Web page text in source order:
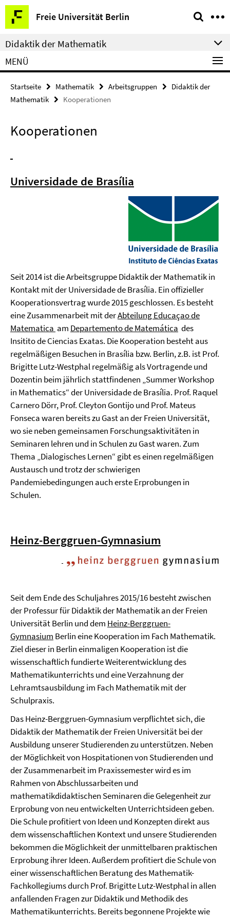
Springe
direkt
zu
Inhalt
Freie Universität Berlin
Service-
Navigation
Didaktik der Mathematik
MENÜ
Startseite Mathematik Arbeitsgruppen
Didaktik der
Mathematik
Kooperationen
Kooperationen
Universidade de Brasília
Seit 2014 ist die Arbeitsgruppe Didaktik der Mathematik in
Kontakt mit der Universidade de Brasília. Ein offizieller
Kooperationsvertrag wurde 2015 geschlossen. Es besteht
eine Zusammenarbeit mit derAbteilung Educaçao de
Matematica am Departemento de Matemática des
Insitito de Ciencias Exatas. Die Kooperation besteht aus
regelmäßigen Besuchen in Brasília bzw. Berlin, z.B. ist Prof.
Brigitte Lutz-Westphal regelmäßig als Vortragende und
Dozentin beim jährlich stattfindenen „Summer Workshop
in Mathematics“ der Universidade de Brasília. Prof. Raquel
Carnero Dörr, Prof. Cleyton Gontijo und Prof. Mateus
Fonseca waren bereits zu Gast an der Freien Universität,
wo sie neben gemeinsamen Forschungsaktivitäten in
Seminaren lehren und in Schulen zu Gast waren. Zum
Thema „Dialogisches Lernen“ gibt es einen regelmäßigen
Austausch und trotz der schwierigen
Pandemiebedingungen auch erste Erprobungen in
Schulen.
Heinz-Berggruen-Gymnasium
Seit dem Ende des Schuljahres 2015/16 besteht zwischen
der Professur für Didaktik der Mathematik an der Freien
Universität Berlin und dem Heinz-Berggruen-
Gymnasium Berlin eine Kooperation im Fach Mathematik.
Ziel dieser in Berlin einmaligen Kooperation ist die
wissenschaftlich fundierte Weiterentwicklung des
Mathematikunterrichts und eine Verzahnung der
Lehramtsausbildung im Fach Mathematik mit der
Schulpraxis.
Das Heinz-Berggruen-Gymnasium verpflichtet sich, die
Didaktik der Mathematik der Freien Universität bei der
Ausbildung unserer Studierenden zu unterstützen. Neben
der Möglichkeit von Hospitationen von Studierenden und
der Zusammenarbeit im Praxissemester wird es im
Rahmen von Abschlussarbeiten und
mathematikdidaktischen Seminaren die Gelegenheit zur
Erprobung von neu entwickelten Unterrichtsideen geben.
Die Schule profitiert von Ideen und Konzepten direkt aus
dem wissenschaftlichen Kontext und unsere Studierenden
bekommen die Möglichkeit der unmittelbaren praktischen
Erprobung ihrer Ideen. Außerdem profitiert die Schule von
einer wissenschaftlichen Beratung des Mathematik-
Fachkollegiums durch Prof. Brigitte Lutz-Westphal in allen
anfallenden Fragen zur Didaktik und Methodik des
Mathematikunterrichts. Bereits begonnene Projekte wie